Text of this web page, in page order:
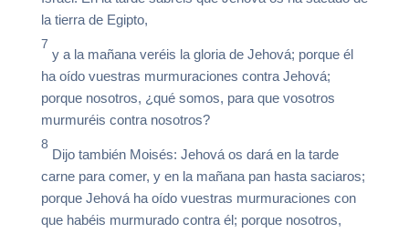
la tierra de Egipto,
7
y a la mañana veréis la gloria de Jehová; porque él
ha oído vuestras murmuraciones contra Jehová;
porque nosotros, ¿qué somos, para que vosotros
murmuréis contra nosotros?
8
Dijo también Moisés: Jehová os dará en la tarde
carne para comer, y en la mañana pan hasta saciaros;
porque Jehová ha oído vuestras murmuraciones con
que habéis murmurado contra él; porque nosotros,